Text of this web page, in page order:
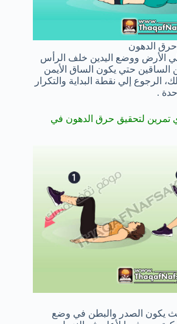
حرق الدهون
الأرض ووضع اليدين خلف الرأس
الساقين حتي يكون الساق الأيمن
الرجوع إلي نقطة البداية والتكرار
تمرين لتحقيق حرق الدهون في
يكون الصدر والبطن في وضع